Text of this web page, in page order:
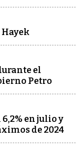
Hayek
el
Petro
en julio y
de 2024